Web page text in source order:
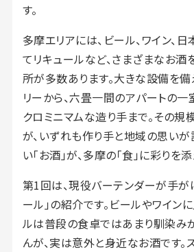
す。
多摩エリアには、ビール、ワイン、日
てリキュールなど、さまざまなお
所が多数あります。大きな設備を
リーから、六畳一間のアパートの
クロミニマムな造り手まで。その規
が、いずれも作り手と地域の思い
い「お酒」が、多摩の「食」に彩りを
第1回は、現役バーテンダーが手が
ール」の紹介です。ビールやワイン
ルは普段の食卓ではあまり馴染み
んが、実は意外と身近なお酒です。